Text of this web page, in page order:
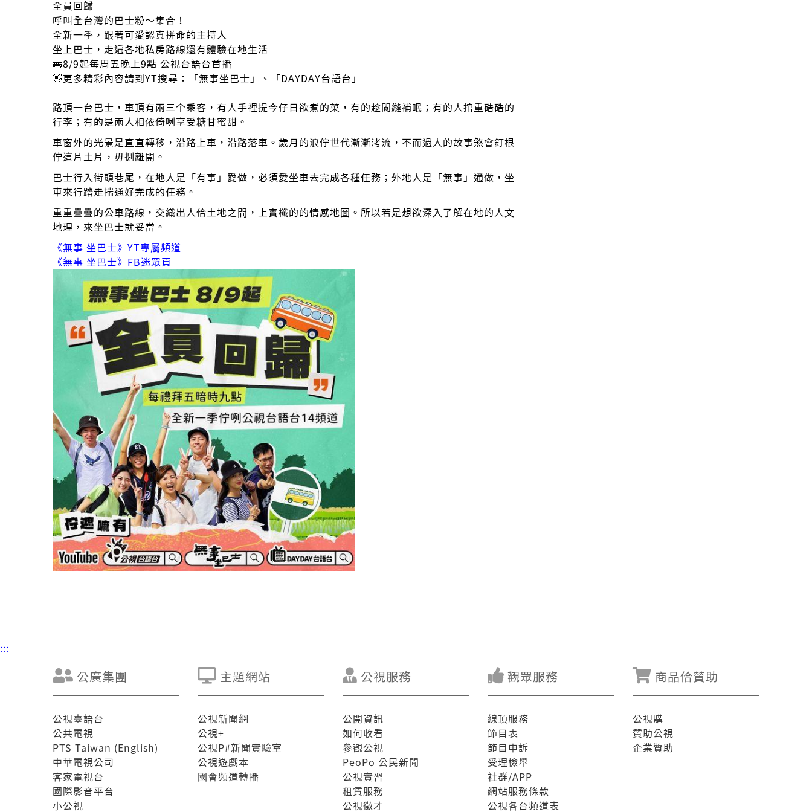
全員回歸
呼叫全台灣的巴士粉～集合！
全新一季，跟著可愛認真拼命的主持人
坐上巴士，走遍各地私房路線還有體驗在地生活
🚌8/9起每周五晚上9點 公視台語台首播
👋更多精彩內容請到YT搜尋：「無事坐巴士」、「DAYDAY台語台」
路頂一台巴士，車頂有兩三个乘客，有人手裡提今仔日欲煮的菜，有的趁閬縫補眠；有的人捾重硞硞的
行李；有的是兩人相依倚咧享受糖甘蜜甜。
車窗外的光景是直直轉移，沿路上車，沿路落車。歲月的浪佇世代漸漸洘流，不而過人的故事煞會釘根
佇這片土片，毋捌離開。
巴士行入街頭巷尾，在地人是「有事」愛做，必須愛坐車去完成各種任務；外地人是「無事」通做，坐
車來行踏走揣通好完成的任務。
重重疊疊的公車路線，交織出人佮土地之間，上實櫼的的情感地圖。所以若是想欲深入了解在地的人文
地理，來坐巴士就妥當。
《無事 坐巴士》YT專屬頻道
《無事 坐巴士》FB迷眾頁
:::
公廣集團
公視臺語台
公共電視
PTS Taiwan (English)
中華電視公司
客家電視台
國際影音平台
小公視
主題網站
公視新聞網
公視+
公視P#新聞實驗室
公視遊戲本
國會頻道轉播
公視服務
公開資訊
如何收看
參觀公視
PeoPo 公民新聞
公視實習
租賃服務
公視徵才
觀眾服務
線頂服務
節目表
節目申訴
受理檢舉
社群/APP
網站服務條款
公視各台頻道表
商品佮贊助
公視購
贊助公視
企業贊助